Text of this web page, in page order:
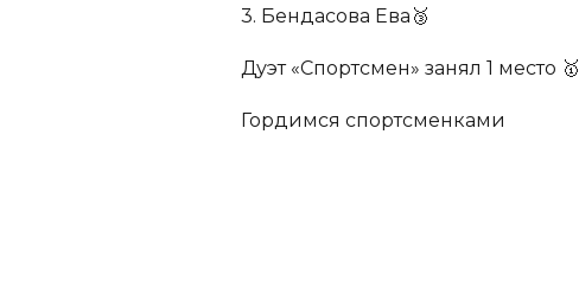
3. Бендасова Ева🥉
Дуэт «Спортсмен» занял 1 место 🥇
Гордимся спортсменками